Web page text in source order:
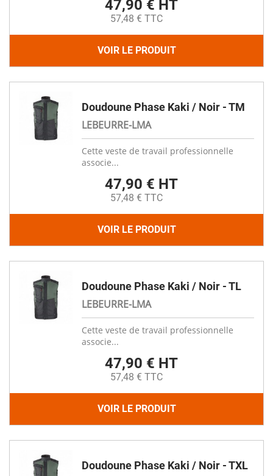
47,90 € HT
57,48 € TTC
VOIR LE PRODUIT
Doudoune Phase Kaki / Noir - TM
LEBEURRE-LMA
Cette veste de travail professionnelle
associe...
47,90 € HT
57,48 € TTC
VOIR LE PRODUIT
Doudoune Phase Kaki / Noir - TL
LEBEURRE-LMA
Cette veste de travail professionnelle
associe...
47,90 € HT
57,48 € TTC
VOIR LE PRODUIT
Doudoune Phase Kaki / Noir - TXL